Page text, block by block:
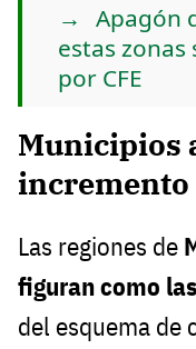
Apagón
estas zonas
por CFE
Municipios
incremento
Las regiones de
figuran como
del esquema de